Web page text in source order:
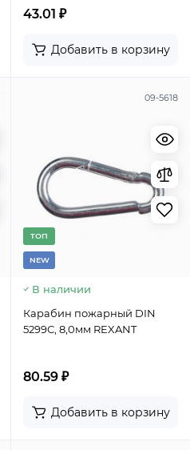
43.01 ₽
Добавить в корзину
09-5618
TОП
NEW
В наличии
Карабин пожарный DIN
5299С, 8,0мм REXANT
80.59 ₽
Добавить в корзину